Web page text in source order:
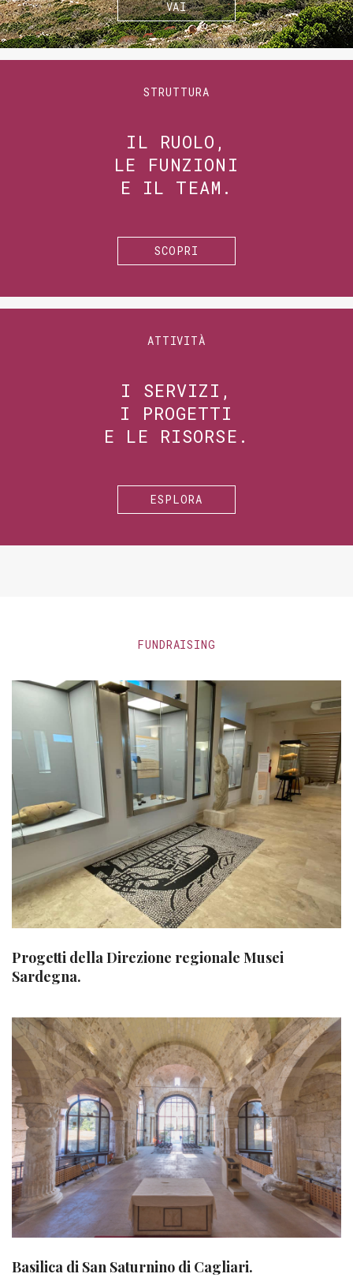
VAI
STRUTTURA
IL RUOLO,
LE FUNZIONI
E IL TEAM.
SCOPRI
ATTIVITÀ
I SERVIZI,
I PROGETTI
E LE RISORSE.
ESPLORA
FUNDRAISING
Progetti della Direzione regionale Musei
Sardegna.
Basilica di San Saturnino di Cagliari.